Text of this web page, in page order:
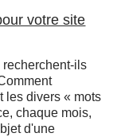
votre site
recherchent-ils
les divers « mots
chaque mois,
d'une